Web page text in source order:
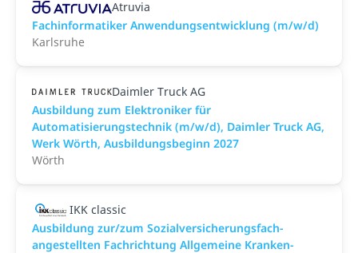
Atruvia
Fachinformatiker Anwendungsentwicklung (m/w/d)
Karlsruhe
Daimler Truck AG
Ausbildung zum Elektroniker für
Automatisierungstechnik (m/w/d), Daimler Truck AG,
Werk Wörth, Ausbildungsbeginn 2027
Wörth
IKK classic
Aus­bild­ung zur/zum Sozial­versicher­ungs­fach­
angestellten­ Fach­richtung All­gemeine Kranken­